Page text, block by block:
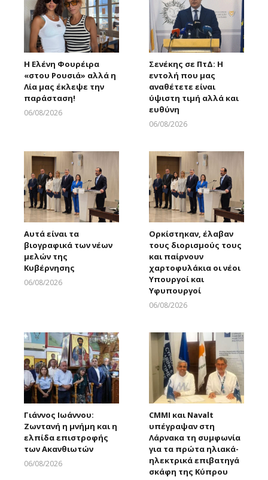
Η Ελένη Φουρέιρα
«στου Ρουσιά» αλλά η
Λία μας έκλεψε την
παράσταση!
06/08/2026
Σενέκης σε ΠτΔ: Η
εντολή που μας
αναθέτετε είναι
ύψιστη τιμή αλλά και
ευθύνη
06/08/2026
Αυτά είναι τα
βιογραφικά των νέων
μελών της
Κυβέρνησης
06/08/2026
Ορκίστηκαν, έλαβαν
τους διορισμούς τους
και παίρνουν
χαρτοφυλάκια οι νέοι
Υπουργοί και
Υφυπουργοί
06/08/2026
Γιάννος Ιωάννου:
Ζωντανή η μνήμη και η
ελπίδα επιστροφής
των Ακανθιωτών
06/08/2026
CMMI και Navalt
υπέγραψαν στη
Λάρνακα τη συμφωνία
για τα πρώτα ηλιακά-
ηλεκτρικά επιβατηγά
σκάφη της Κύπρου